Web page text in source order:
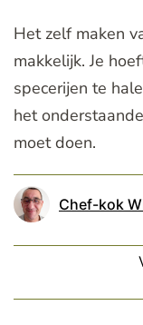
Het zelf maken
makkelijk. Je
specerijen te
het
moet doen.
Chef-kok